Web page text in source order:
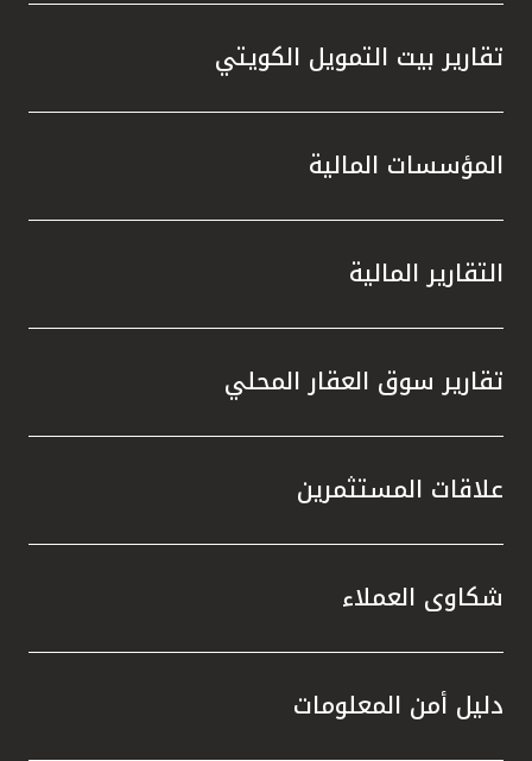
تقارير بيت التمويل الكويتي
المؤسسات المالية
التقارير المالية
تقارير سوق العقار المحلي
علاقات المستثمرين
شكاوى العملاء
دليل أمن المعلومات